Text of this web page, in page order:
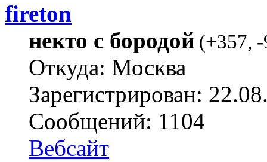
fireton
некто с бородой (+357,
Откуда: Москва
Зарегистрирован:
Сообщений: 1104
Вебсайт